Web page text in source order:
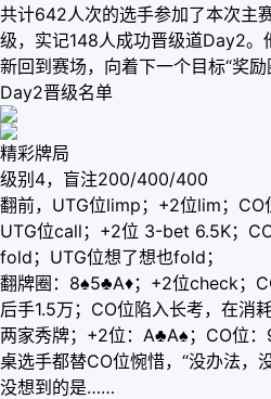
共计642人次的选手参加了本次主
级，实记148人成功晋级道Day2。
新回到赛场，向着下一个目标“奖励
Day2晋级名单
精彩牌局
级别4，盲注200/400/400
翻前，UTG位limp；+2位lim；CO
UTG位call；+2位 3-bet 6.5K；
fold；UTG位想了想也fold；
翻牌圈：8♠5♣A♦；+2位check；
后手1.5万；CO位陷入长考，在消
两家秀牌；+2位：A♣A♠；CO位
桌选手都替CO位惋惜，“没办法，
没想到的是……